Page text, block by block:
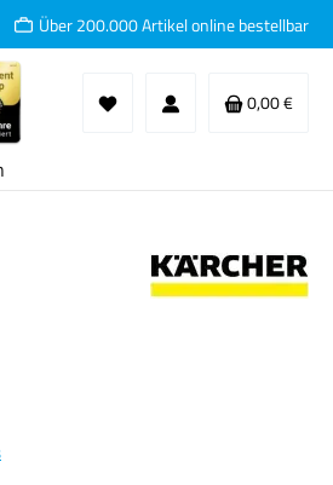
Über 200.000 Artikel online bestellbar
0,00 €